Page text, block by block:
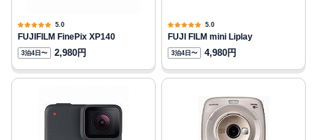
5.0
FUJIFILM FinePix XP140
3泊4日〜 2,980円
5.0
FUJI FILM mini Liplay
3泊4日〜 4,980円